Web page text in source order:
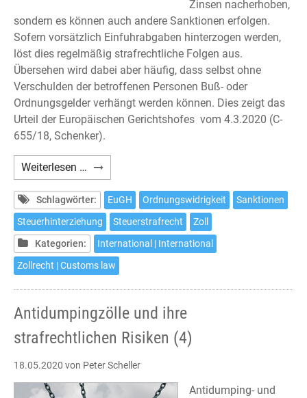
Zinsen nacherhoben,
sondern es können auch andere Sanktionen erfolgen.
Sofern vorsätzlich Einfuhrabgaben hinterzogen werden,
löst dies regelmäßig strafrechtliche Folgen aus.
Übersehen wird dabei aber häufig, dass selbst ohne
Verschulden der betroffenen Personen Buß- oder
Ordnungsgelder verhängt werden können. Dies zeigt das
Urteil der Europäischen Gerichtshofes vom 4.3.2020 (C-
655/18, Schenker).
Weiterlesen … Sanktionen
im
Zollrecht
Schlagwörter: EuGH Ordnungswidrigkeit
Sanktionen
Steuerhinterziehung
Steuerstrafrecht
Zoll
Kategorien:
International | International
Zollrecht | Customs law
Antidumpingzölle und ihre
strafrechtlichen Risiken (4)
18.05.2020 von Peter Scheller
Antidumping- und